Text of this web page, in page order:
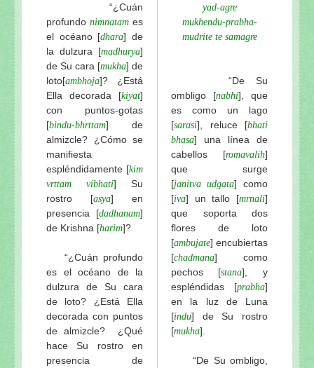
“¿Cuán
profundo nimnatam es
el océano [dhara] de
la dulzura [madhurya]
de Su cara [mukha] de
loto[ambhoja]? ¿Está
Ella decorada [kiyat]
con puntos-gotas
[bindu-bhrttam] de
almizcle? ¿Cómo se
manifiesta
espléndidamente [kim
vrttam vibhati] Su
rostro [asya] en
presencia [dadhanam]
de Krishna [harim]?
“¿Cuán profundo
es el océano de la
dulzura de Su cara
de loto? ¿Está Ella
decorada con puntos
de almizcle? ¿Qué
hace Su rostro en
presencia de
yad-agre
mukhendu-prabha-
mudrite te samagre
“De Su
ombligo
[nabhi], que
es como un lago
[sarasi], reluce [bhati
bhasa] una línea de
cabellos [romavalih]
que surge
[janitva udgata] como
[iva] un tallo [mrnali]
que soporta dos
flores de loto
[ambujate] encubiertas
[chadmana] como
pechos [stana], y
espléndidas [prabha]
en la luz de Luna
[indu] de Su rostro
[mukha].
“De Su ombligo,